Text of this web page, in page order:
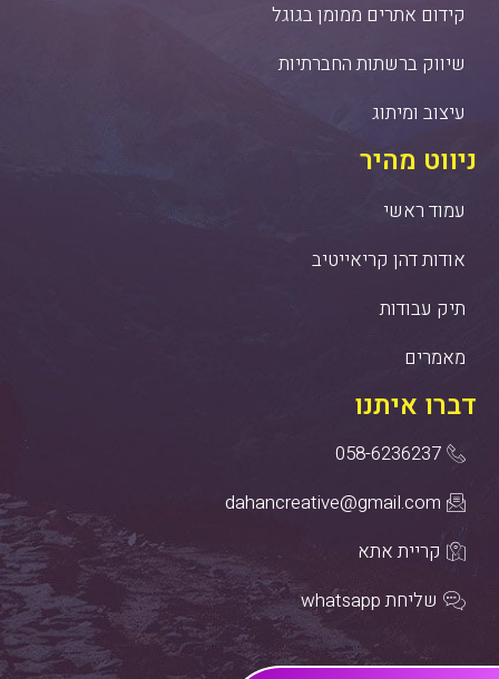
קידום אתרים ממומן בגוגל
שיווק ברשתות החברתיות
עיצוב ומיתוג
ניווט מהיר
עמוד ראשי
אודות דהן קריאייטיב
תיק עבודות
מאמרים
דברו איתנו
058-6236237
dahancreative@gmail.com
קריית אתא
שליחת whatsapp